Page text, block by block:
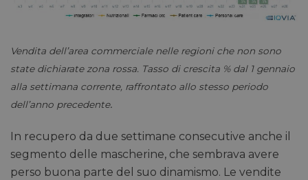
Vendita dell’area commerciale nelle regioni che non sono
state dichiarate zona rossa. Tasso di crescita % dal 1 gennaio
alla settimana corrente, raffrontato allo stesso periodo
dell’anno precedente.
In recupero da due settimane consecutive anche il
segmento delle mascherine, che sembrava avere
perso buona parte del suo dinamismo. Le vendite